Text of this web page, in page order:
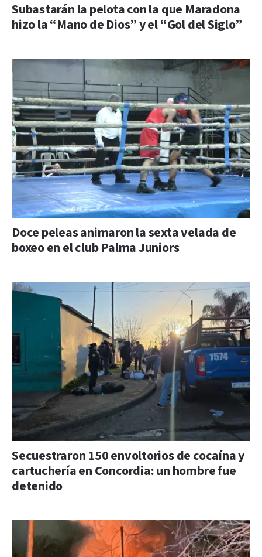
Subastarán la pelota con la que Maradona
hizo la “Mano de Dios” y el “Gol del Siglo”
Doce peleas animaron la sexta velada de
boxeo en el club Palma Juniors
Secuestraron 150 envoltorios de cocaína y
cartuchería en Concordia: un hombre fue
detenido